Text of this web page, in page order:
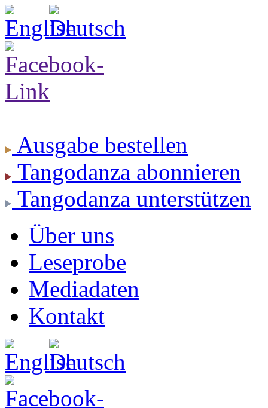
Ausgabe bestellen
Tangodanza abonnieren
Tangodanza unterstützen
Über uns
Leseprobe
Mediadaten
Kontakt